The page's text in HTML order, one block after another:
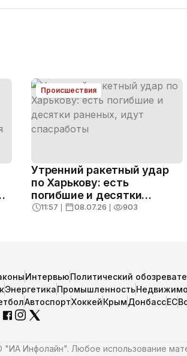
Происшествия
Утренний ракетный удар
по Харькову: есть
погибшие и десятки
раненых, идут спасработы
11:57 ❘ 08.07.26 ❘ 903
ИнтервьюПолитический
ЭнергетикаПромышленность
АвтоспортХоккейКрымДонбассЕС
Инфолайн". Любое использование